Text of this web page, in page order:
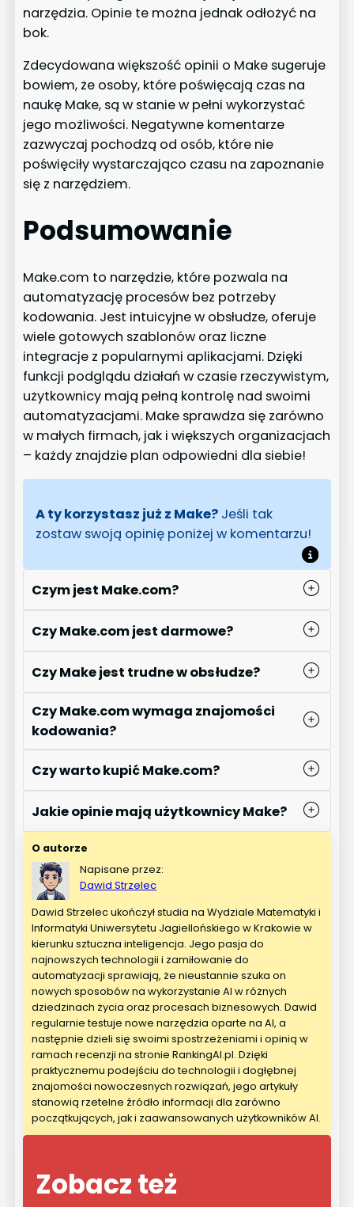
narzędzia. Opinie te można jednak odłożyć na
bok.
Zdecydowana większość opinii o Make sugeruje
bowiem, że osoby, które poświęcają czas na
naukę Make, są w stanie w pełni wykorzystać
jego możliwości. Negatywne komentarze
zazwyczaj pochodzą od osób, które nie
poświęciły wystarczająco czasu na zapoznanie
się z narzędziem.
Podsumowanie
Make.com to narzędzie, które pozwala na
automatyzację procesów bez potrzeby
kodowania. Jest intuicyjne w obsłudze, oferuje
wiele gotowych szablonów oraz liczne
integracje z popularnymi aplikacjami. Dzięki
funkcji podglądu działań w czasie rzeczywistym,
użytkownicy mają pełną kontrolę nad swoimi
automatyzacjami. Make sprawdza się zarówno
w małych firmach, jak i większych organizacjach
– każdy znajdzie plan odpowiedni dla siebie!
A ty korzystasz już z Make? Jeśli tak
zostaw swoją opinię poniżej w komentarzu!
Czym jest Make.com?
Czy Make.com jest darmowe?
Czy Make jest trudne w obsłudze?
Czy Make.com wymaga znajomości
kodowania?
Czy warto kupić Make.com?
Jakie opinie mają użytkownicy Make?
O autorze
Napisane przez:
Dawid Strzelec
Dawid Strzelec ukończył studia na Wydziale Matematyki i
Informatyki Uniwersytetu Jagiellońskiego w Krakowie w
kierunku sztuczna inteligencja. Jego pasja do
najnowszych technologii i zamiłowanie do
automatyzacji sprawiają, że nieustannie szuka on
nowych sposobów na wykorzystanie AI w różnych
dziedzinach życia oraz procesach biznesowych. Dawid
regularnie testuje nowe narzędzia oparte na AI, a
następnie dzieli się swoimi spostrzeżeniami i opinią w
ramach recenzji na stronie RankingAI.pl. Dzięki
praktycznemu podejściu do technologii i dogłębnej
znajomości nowoczesnych rozwiązań, jego artykuły
stanowią rzetelne źródło informacji dla zarówno
początkujących, jak i zaawansowanych użytkowników AI.
Zobacz też